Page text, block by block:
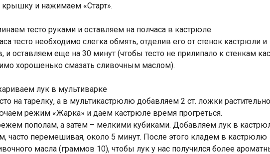
и нажимаем «Старт».
тесто необходимо слегка обмять, отделив его от стенок кастрюли и
и оставляем еще на 30 минут (чтобы тесто не прилипало к стенкам
хорошенько смазать сливочным маслом).
на тарелку, а в мультикастрюлю добавляем 2 ст. ложки
режим «Жарка» и даем кастрюле время прогреться.
пополам, а затем – мелкими кубиками. Добавляем лук в
часто перемешивая, около 5 минут. После этого кладем в кастрюлю
масла (граммов 10), чтобы лук у нас получился более